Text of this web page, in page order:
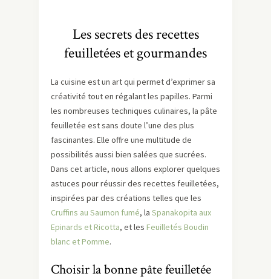
Les secrets des recettes
feuilletées et gourmandes
La cuisine est un art qui permet d’exprimer sa
créativité tout en régalant les papilles. Parmi
les nombreuses techniques culinaires, la pâte
feuilletée est sans doute l’une des plus
fascinantes. Elle offre une multitude de
possibilités aussi bien salées que sucrées.
Dans cet article, nous allons explorer quelques
astuces pour réussir des recettes feuilletées,
inspirées par des créations telles que les
Cruffins au Saumon fumé, la Spanakopita aux
Epinards et Ricotta, et les Feuilletés Boudin
blanc et Pomme.
Choisir la bonne pâte feuilletée